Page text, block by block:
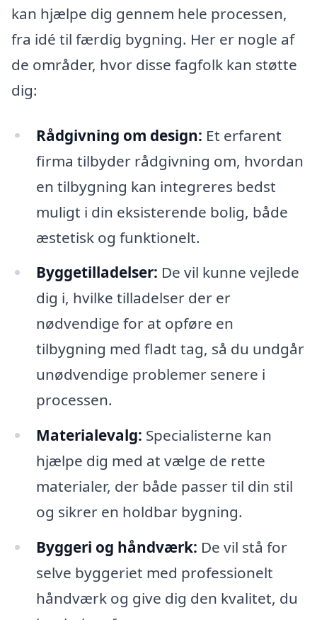
kan hjælpe dig gennem hele processen,
fra idé til færdig bygning. Her er nogle af
de områder, hvor disse fagfolk kan støtte
dig:
Rådgivning om design: Et erfarent
firma tilbyder rådgivning om, hvordan
en tilbygning kan integreres bedst
muligt i din eksisterende bolig, både
æstetisk og funktionelt.
Byggetilladelser: De vil kunne vejlede
dig i, hvilke tilladelser der er
nødvendige for at opføre en
tilbygning med fladt tag, så du undgår
unødvendige problemer senere i
processen.
Materialevalg: Specialisterne kan
hjælpe dig med at vælge de rette
materialer, der både passer til din stil
og sikrer en holdbar bygning.
Byggeri og håndværk: De vil stå for
selve byggeriet med professionelt
håndværk og give dig den kvalitet, du